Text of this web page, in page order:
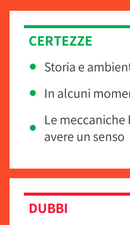
CERTEZZE
Storia e
In alcuni
Le meccaniche
avere un senso
DUBBI